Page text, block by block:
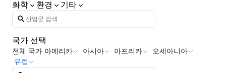
화학
환경 기타
국가 선택
전체 국가 아메리카 아시아 아프리카
오세아니아
유럽